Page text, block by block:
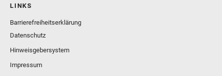
LINKS
Barrierefreiheitserklärung
Datenschutz
Hinweisgebersystem
Impressum